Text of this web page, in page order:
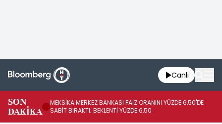
Canlı
SON
DAKİKA
MEKSİKA MERKEZ BANKASI FAİZ ORANINI YÜZDE 6,50'DE
SABİT BIRAKTI; BEKLENTİ YÜZDE 6,50